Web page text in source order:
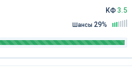
КФ3.5
Шансы 29%